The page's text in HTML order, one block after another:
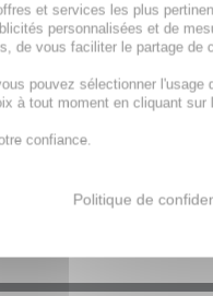
protection SPF 40/
et services les plus
personnalisées et de
de vous faciliter le partage
pouvez sélectionner
à tout moment en cliquant
confiance.
Politique de